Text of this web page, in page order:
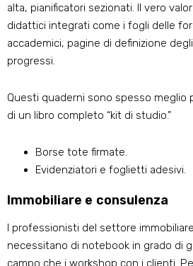
alta, pianificatori sezionati. Il vero
didattici integrati come i fogli delle
accademici, pagine di definizione
progressi.
Questi quaderni sono spesso meglio
di un libro completo “kit di studio.”
Borse tote firmate.
Evidenziatori e foglietti adesivi.
Immobiliare e consulenza
I professionisti del settore
necessitano di notebook in grado di
campo che i workshop con i clienti.